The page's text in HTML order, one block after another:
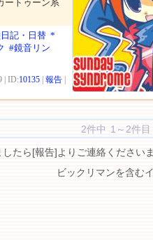
ートゥーン系
記・日替 *
#鏡音リン
| ID:10135 報告
2件中 1～2件目
たら[報告]よりご連絡くださいま
ビックリマンを含む